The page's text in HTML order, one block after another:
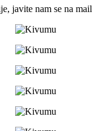
javite nam se na mail